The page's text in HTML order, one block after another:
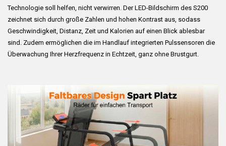
Technologie soll helfen, nicht verwirren. Der LED-Bildschirm des S200
zeichnet sich durch große Zahlen und hohen Kontrast aus, sodass
Geschwindigkeit, Distanz, Zeit und Kalorien auf einen Blick ablesbar
sind. Zudem ermöglichen die im Handlauf integrierten Pulssensoren die
Überwachung Ihrer Herzfrequenz in Echtzeit, ganz ohne Brustgurt.